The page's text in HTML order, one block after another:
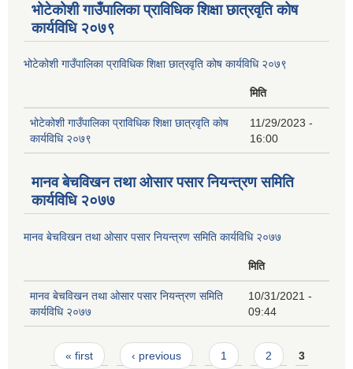
भोटेकोशी गाउँपालिका प्राविधिक शिक्षा छात्रवृति कोष
कार्यविधि २०७९
भोटेकोशी गाउँपालिका प्राविधिक शिक्षा छात्रवृति कोष कार्यविधि २०७९
मिति
भोटेकोशी गाउँपालिका प्राविधिक शिक्षा छात्रवृति कोष
कार्यविधि २०७९
11/29/2023 -
16:00
मानव बेचविखन तथा ओसार पसार नियन्त्रण समिति
कार्यविधि २०७७
मानव बेचविखन तथा ओसार पसार नियन्त्रण समिति कार्यविधि २०७७
मिति
मानव बेचविखन तथा ओसार पसार नियन्त्रण समिति
कार्यविधि २०७७
10/31/2021 -
09:44
Pages
« first ‹ previous 1 2 3